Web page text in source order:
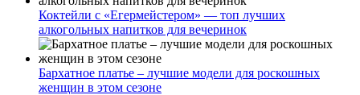
Коктейли с «Егермейстером» — топ лучших
алкогольных напитков для вечеринок
Бархатное платье – лучшие модели для роскошных
женщин в этом сезоне